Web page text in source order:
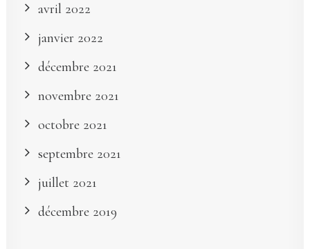
avril 2022
janvier 2022
décembre 2021
novembre 2021
octobre 2021
septembre 2021
juillet 2021
décembre 2019